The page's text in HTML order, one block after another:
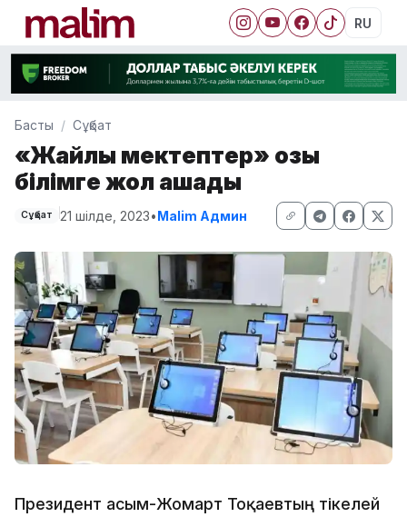
RU
Басты Сұқбат
«Жайлы мектептер» озық
білімге жол ашады
Сұқбат 21 шілде, 2023•Malim Админ
Президент Қасым-Жомарт Тоқаевтың тікелей